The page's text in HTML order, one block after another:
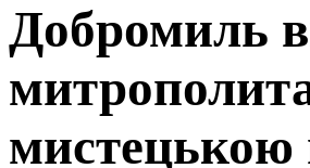
Добромиль
мистецькою